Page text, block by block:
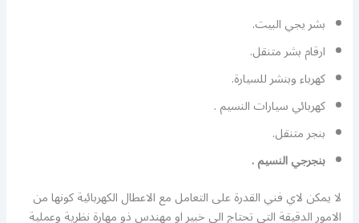
بشر يجي البيت.
ارقام بشر متنقل.
كهرباء وبنشر للسيارة.
كهربائي سيارات النسيم .
بنجر متنقل.
بنجرجي النسيم .
لا يمكن لاي فني القدرة على التعامل مع الاعطال الكهربائية كونها من
الامور الدقيقة التي تحتاج الى خبير او مهندس ذو مهارة نظرية وعملية